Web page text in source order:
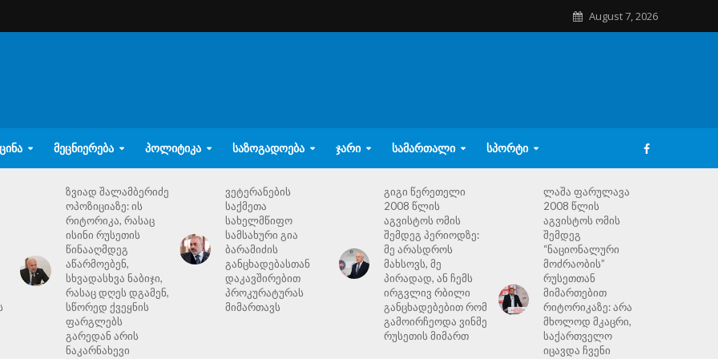
August 7, 2026
ᲛᲔᲪᲜᲘᲔᲠᲔᲑᲐ ᲞᲝᲚᲘᲢᲘᲙᲐ ᲡᲐᲖᲝᲒᲐᲓᲝᲔᲑᲐ ᲯᲐᲠᲘ ᲡᲐᲛᲐᲠᲗᲐᲚᲘ ᲡᲞᲝᲠᲢᲘ
ზვიად შალამბერიძე
ოპოზიციაზე: ის
რიტორიკა, რასაც
ისინი რუსეთის
წინააღმდეგ
აწარმოებენ,
სხვადასხვა ნაბიჯი,
რასაც დღეს დგამენ,
სწორედ ქვეყნის
ფარგლებს
გარედან არის
ნაკარნახევი
ვეტერანების
საქმეთა
სახელმწიფო
სამსახური გია
ბარამიძის
განცხადებასთან
დაკავშირებით
პროკურატურას
მიმართავს
გიგი წერეთელი
2008 წლის
აგვისტოს ომის
შემდეგ პერიოდზე:
მე არასდროს
მახსოვს, მე
პირადად, ან ჩემს
ირგვლივ რბილი
განცხადებებით რომ
გამოირჩეოდა ვინმე
რუსეთის მიმართ
ლაშა ფარულავა
2008 წლის
აგვისტოს ომის
შემდეგ
“ნაციონალური
მოძრაობის”
რუსეთთან
მიმართებით
რიტორიკაზე: არა
მხოლოდ მკაცრი,
საქართველო
იცავდა ჩვენი